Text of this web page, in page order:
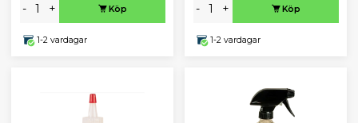
- + Köp
1-2 vardagar
- + Köp
1-2 vardagar